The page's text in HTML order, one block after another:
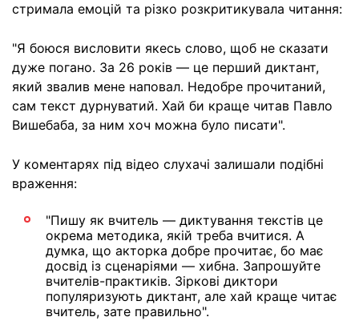
стримала емоцій та різко розкритикувала читання:
"Я боюся висловити якесь слово, щоб не сказати
дуже погано. За 26 років — це перший диктант,
який звалив мене наповал. Недобре прочитаний,
сам текст дурнуватий. Хай би краще читав Павло
Вишебаба, за ним хоч можна було писати".
У коментарях під відео слухачі залишали подібні
враження:
"Пишу як вчитель — диктування текстів це
окрема методика, якій треба вчитися. А
думка, що акторка добре прочитає, бо має
досвід із сценаріями — хибна. Запрошуйте
вчителів-практиків. Зіркові диктори
популяризують диктант, але хай краще читає
вчитель, зате правильно".